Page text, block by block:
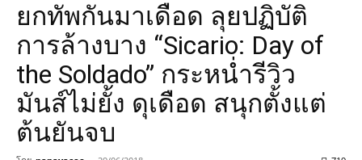
ยกทัพกันมาเดือด ลุยปฏิบัติ
การล้างบาง “Sicario: Day of
the Soldado” กระหน่ำรีวิว
มันส์ไม่ยั้ง ดุเดือด สนุกตั้งแต่
ต้นยันจบ